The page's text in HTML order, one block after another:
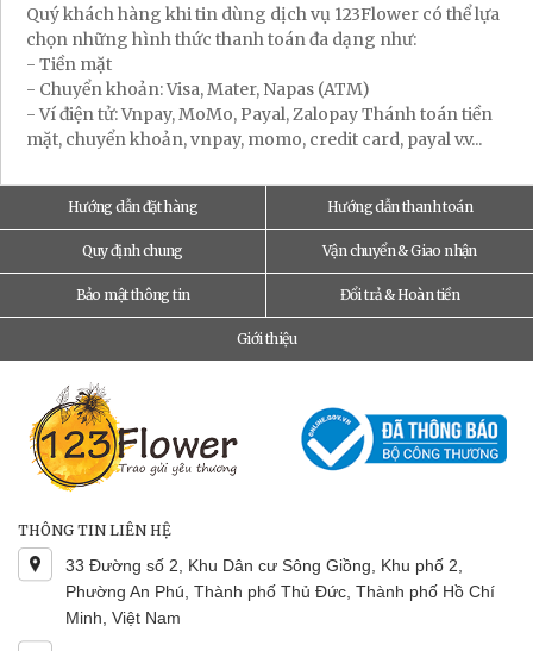
Quý khách hàng khi tin dùng dịch vụ 123Flower có thể lựa
chọn những hình thức thanh toán đa dạng như:
- Tiền mặt
- Chuyển khoản: Visa, Mater, Napas (ATM)
- Ví điện tử: Vnpay, MoMo, Payal, Zalopay Thánh toán tiền
mặt, chuyển khoản, vnpay, momo, credit card, payal v.v...
Hướng dẫn đặt hàng Hướng dẫn thanh toán
Quy định chung Vận chuyển & Giao nhận
Bảo mật thông tin Đổi trả & Hoàn tiền
Giới thiệu
THÔNG TIN LIÊN HỆ
33 Đường số 2, Khu Dân cư Sông Giồng, Khu phố 2,
Phường An Phú, Thành phố Thủ Đức, Thành phố Hồ Chí
Minh, Việt Nam